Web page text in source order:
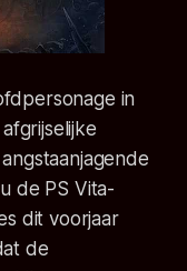
in
de PS Vita-
dit voorjaar
de